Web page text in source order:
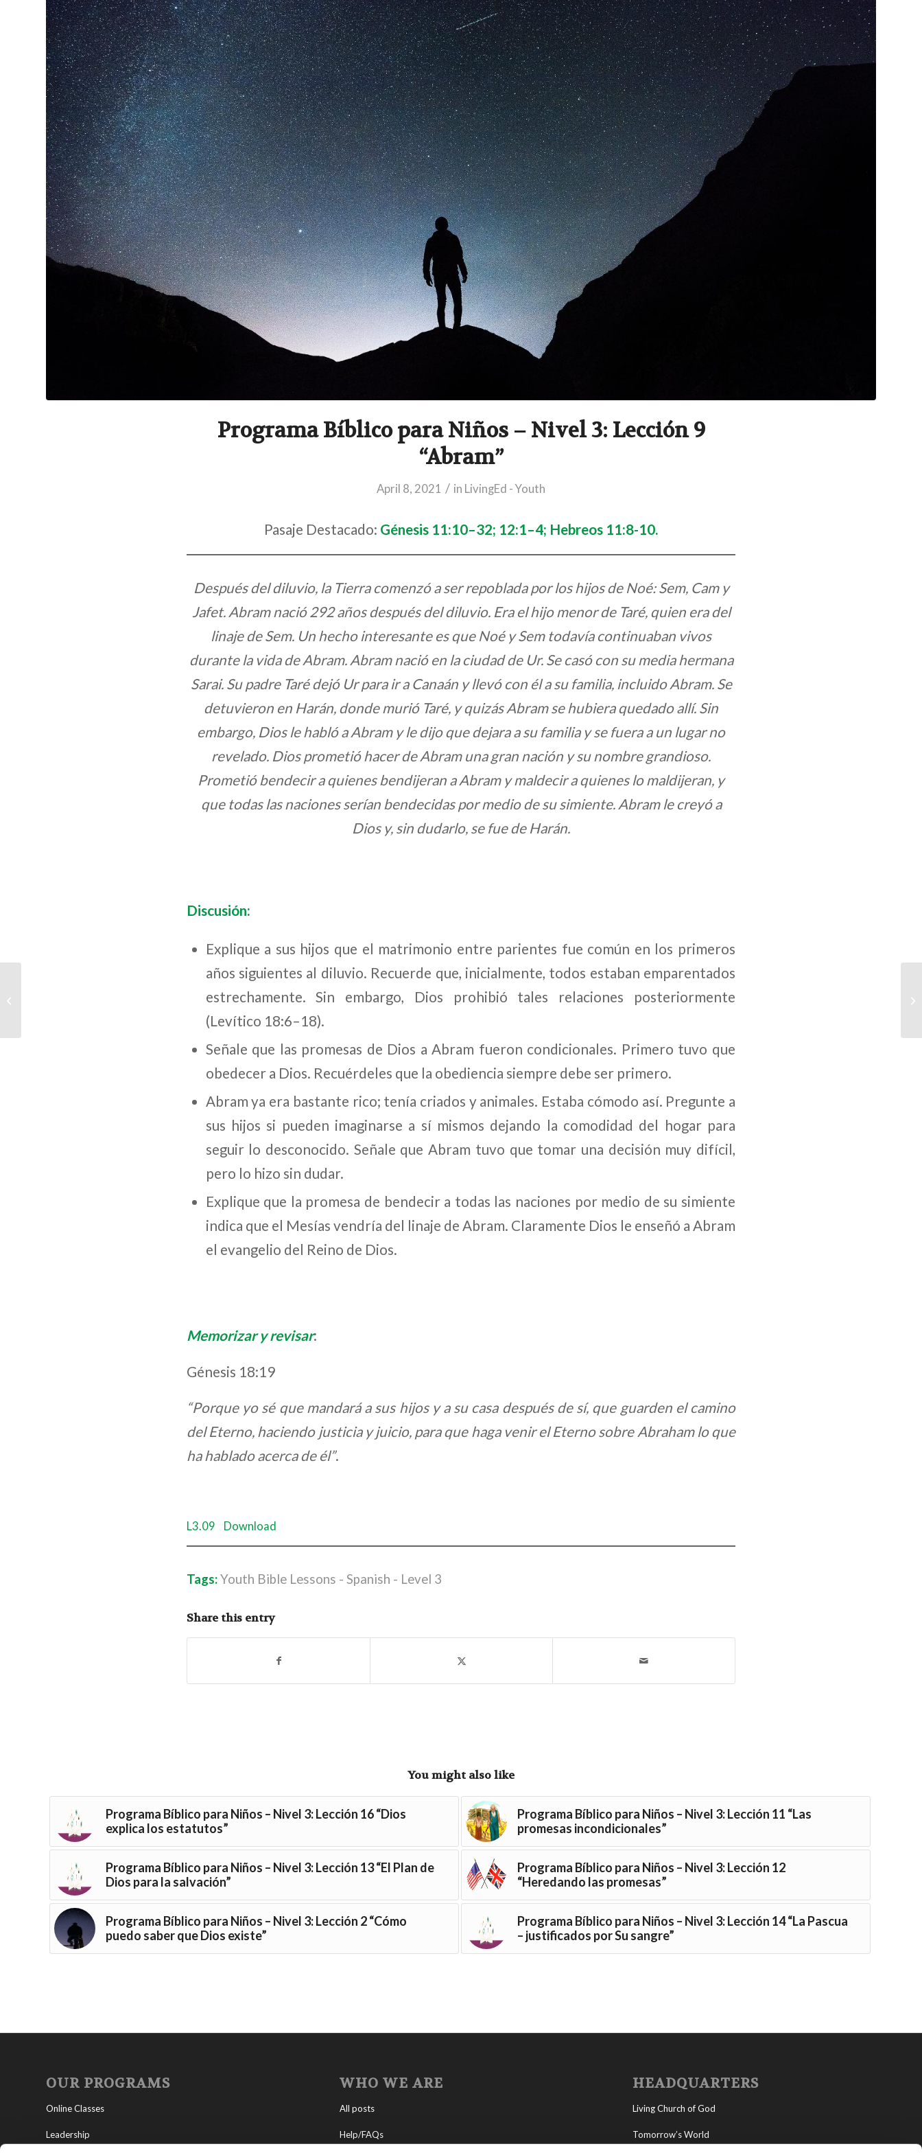
Programa Bíblico para Niños – Nivel 3: Lección 9
“Abram”
April 8, 2021 / in LivingEd - Youth
Pasaje Destacado: Génesis 11:10–32; 12:1–4; Hebreos 11:8-10.
Después del diluvio, la Tierra comenzó a ser repoblada por los hijos de Noé: Sem, Cam y
Jafet. Abram nació 292 años después del diluvio. Era el hijo menor de Taré, quien era del
linaje de Sem. Un hecho interesante es que Noé y Sem todavía continuaban vivos
durante la vida de Abram. Abram nació en la ciudad de Ur. Se casó con su media hermana
Sarai. Su padre Taré dejó Ur para ir a Canaán y llevó con él a su familia, incluido Abram. Se
detuvieron en Harán, donde murió Taré, y quizás Abram se hubiera quedado allí. Sin
embargo, Dios le habló a Abram y le dijo que dejara a su familia y se fuera a un lugar no
revelado. Dios prometió hacer de Abram una gran nación y su nombre grandioso.
Prometió bendecir a quienes bendijeran a Abram y maldecir a quienes lo maldijeran, y
que todas las naciones serían bendecidas por medio de su simiente. Abram le creyó a
Dios y, sin dudarlo, se fue de Harán.
Discusión:
Explique a sus hijos que el matrimonio entre parientes fue común en los primeros
años siguientes al diluvio. Recuerde que, inicialmente, todos estaban emparentados
estrechamente. Sin embargo, Dios prohibió tales relaciones posteriormente
(Levítico 18:6–18).
Señale que las promesas de Dios a Abram fueron condicionales. Primero tuvo que
obedecer a Dios. Recuérdeles que la obediencia siempre debe ser primero.
Abram ya era bastante rico; tenía criados y animales. Estaba cómodo así. Pregunte a
sus hijos si pueden imaginarse a sí mismos dejando la comodidad del hogar para
seguir lo desconocido. Señale que Abram tuvo que tomar una decisión muy difícil,
pero lo hizo sin dudar.
Explique que la promesa de bendecir a todas las naciones por medio de su simiente
indica que el Mesías vendría del linaje de Abram. Claramente Dios le enseñó a Abram
el evangelio del Reino de Dios.
Memorizar y revisar:
Génesis 18:19
“Porque yo sé que mandará a sus hijos y a su casa después de sí, que guarden el camino
del Eterno, haciendo justicia y juicio, para que haga venir el Eterno sobre Abraham lo que
ha hablado acerca de él”.
L3.09 Download
Tags:Youth Bible Lessons - Spanish - Level 3
Share this entry
You might also like
Programa Bíblico para Niños – Nivel 3: Lección 16 “Dios
explica los estatutos”
Programa Bíblico para Niños – Nivel 3: Lección 11 “Las
promesas incondicionales”
Programa Bíblico para Niños – Nivel 3: Lección 13 “El Plan de
Dios para la salvación”
Programa Bíblico para Niños – Nivel 3: Lección 12
“Heredando las promesas”
Programa Bíblico para Niños – Nivel 3: Lección 2 “Cómo
puedo saber que Dios existe”
Programa Bíblico para Niños – Nivel 3: Lección 14 “La Pascua
– justificados por Su sangre”
OUR PROGRAMS
Online Classes
Leadership
WHO WE ARE
All posts
Help/FAQs
HEADQUARTERS
Living Church of God
Tomorrow’s World